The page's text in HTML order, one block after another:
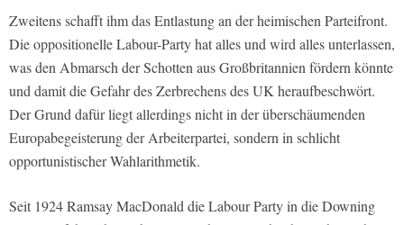
Zweitens schafft ihm das Entlastung an der heimischen Parteifront.
Die oppositionelle Labour-Party hat alles und wird alles unterlassen,
was den Abmarsch der Schotten aus Großbritannien fördern könnte
und damit die Gefahr des Zerbrechens des UK heraufbeschwört.
Der Grund dafür liegt allerdings nicht in der überschäumenden
Europabegeisterung der Arbeiterpartei, sondern in schlicht
opportunistischer Wahlarithmetik.
Seit 1924 Ramsay MacDonald die Labour Party in die Downing